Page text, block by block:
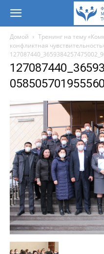
Домой
Тренинг на тему
конфликтная